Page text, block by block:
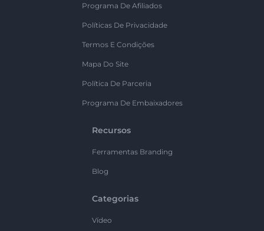
Programa De Afiliados
Políticas De Privacidade
Termos E Condições
Mapa Do Site
Política De Parceria
Programa De Embaixadores
Recursos
Ferramentas Branding
Blog
Categorias
Vídeo